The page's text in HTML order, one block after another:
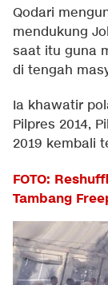
Qodari
mendukung
saat itu guna
di tengah
Ia khawatir
Pilpres 2014,
2019 kembali
FOTO:
Tambang